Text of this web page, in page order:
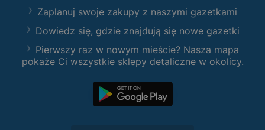
Zaplanuj swoje zakupy z naszymi gazetkami
Dowiedz się, gdzie znajdują się nowe gazetki
Pierwszy raz w nowym mieście? Nasza mapa
pokaże Ci wszystkie sklepy detaliczne w okolicy.